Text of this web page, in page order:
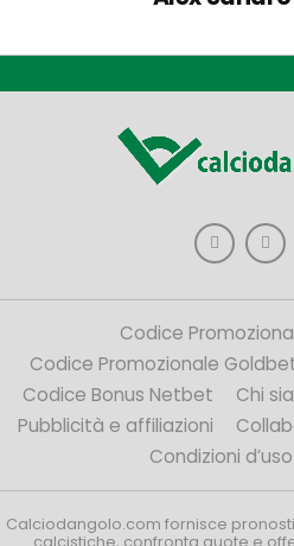
Codice
Codice Promozionale
Codice Bonus Netbet
Chi
Pubblicità e affiliazioni
Condizioni d’uso
Calciodangolo.com fornisce
calcistiche, confronta quote e